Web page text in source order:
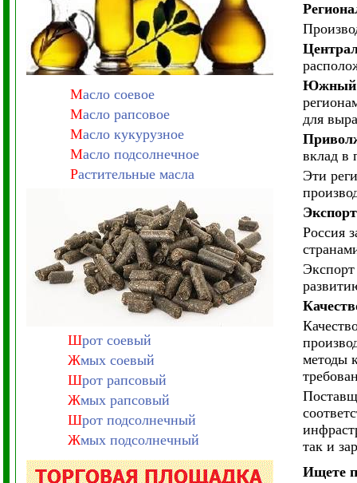
Масло соевое
Масло рапсовое
Масло кукурузное
Масло подсолнечное
Растительные масла
Шрот соевый
Жмых соевый
Шрот рапсовый
Жмых рапсовый
Шрот подсолнечный
Жмых подсолнечный
Южный
для
вклад в
Эти
Россия
методы
так и
Ищете